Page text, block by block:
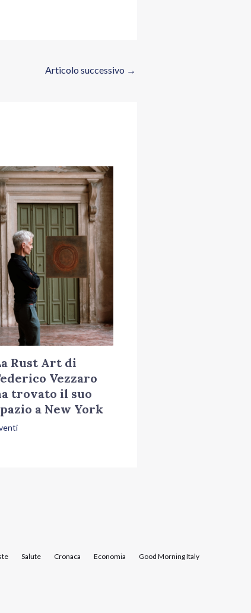
Articolo successivo →
Rust Art di
Vezzaro
trovato il suo
a New York
Salute Cronaca Economia Good Morning Italy